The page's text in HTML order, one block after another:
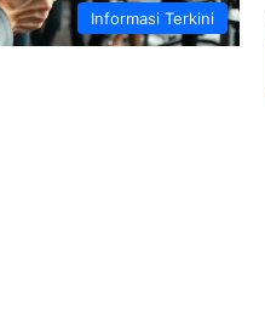
Informasi Terkini